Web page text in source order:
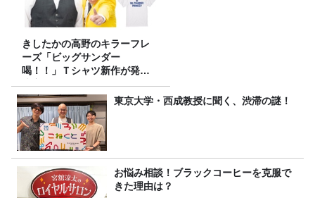
きしたかの高野のキラーフレ
ーズ「ビッグサンダー
喝！！」Ｔシャツ新作が発売
決定！
東京大学・西成教授に聞く、渋滞の謎！
お悩み相談！ブラックコーヒーを克服で
きた理由は？